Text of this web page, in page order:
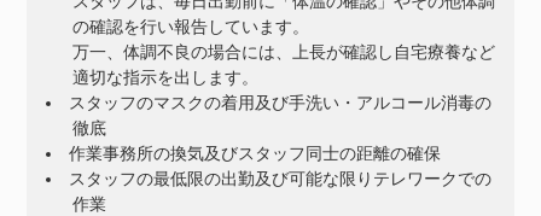
の確認を行い報告しています。
万一、体調不良の場合には、上長が確認し自宅療養など
適切な指示を出します。
スタッフのマスクの着用及び手洗い・アルコール消毒の
徹底
作業事務所の換気及びスタッフ同士の距離の確保
スタッフの最低限の出勤及び可能な限りテレワークでの
作業